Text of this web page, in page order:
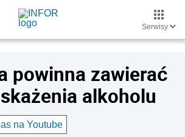
Serwisy
powinna zawierać
alkoholu
na Youtube